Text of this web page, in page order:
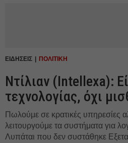
ΕΙΔΗΣΕΙΣ ΠΟΛΙΤΙΚΗ
Ντίλιαν (Intellexa):
τεχνολογίας, όχι
Πωλούμε σε κρατικές υπηρεσίες
λειτουργούμε τα συστήματα για
Λυπάται που δεν συστάθηκε